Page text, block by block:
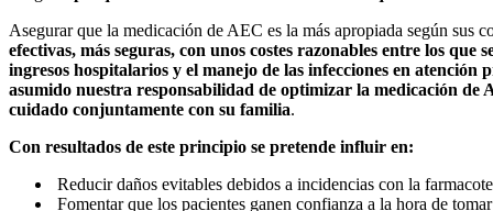
Asegurar que la medicación de AEC es la más apropiada según sus
efectivas, más seguras, con unos costes razonables entre los
ingresos hospitalarios y el manejo de las infecciones en atención
asumido nuestra responsabilidad de optimizar la medicación de
cuidado conjuntamente con su familia.
Con resultados de este principio se pretende influir en:
Reducir daños evitables debidos a incidencias con la
Fomentar que los pacientes ganen confianza a la hora de